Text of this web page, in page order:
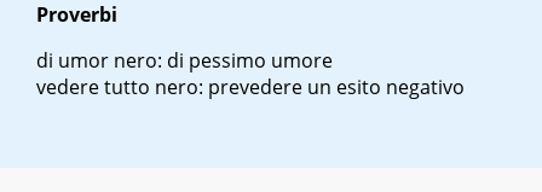
Proverbi
di umor nero: di pessimo umore
vedere tutto nero: prevedere un esito negativo